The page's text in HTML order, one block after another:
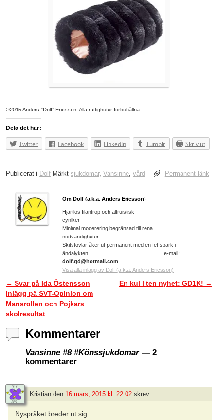
©2015 Anders ”Dolf” Ericsson. Alla rättigheter förbehållna.
Dela det här:
Twitter Facebook LinkedIn Tumblr Skriv ut
Publicerat i Dolf Märkt sjukdomar, Vansinne, vård Permanent länk
Om Dolf (a.k.a. Anders Ericsson)
Hjärtlös filantrop och altruistisk
cyniker
Minimal moderering begränsad till rena
nödvändigheter.
Skitstövlar åker ut permanent med en fet spark i
ändalykten. e-mail:
dolf.gd@hotmail.com
Visa alla inlägg av Dolf (a.k.a. Anders Ericsson)
Inläggsnavigering
← Svar på Ida Östensson
inlägg på SVT-Opinion om
Mansrollen och Pojkars
skolresultat
En kul liten nyhet: GD1K! →
Kommentarer
Vansinne #8 #Könssjukdomar— 2
kommentarer
Kristian den 16 mars, 2015 kl. 22:02 skrev:
Nyspråket breder ut sig.